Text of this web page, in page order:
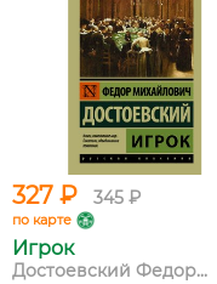
327 ₽ 345 ₽
по карте
Игрок
Достоевский Федор...